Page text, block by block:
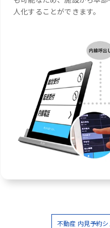
人化することができます。
不動産 内見予約